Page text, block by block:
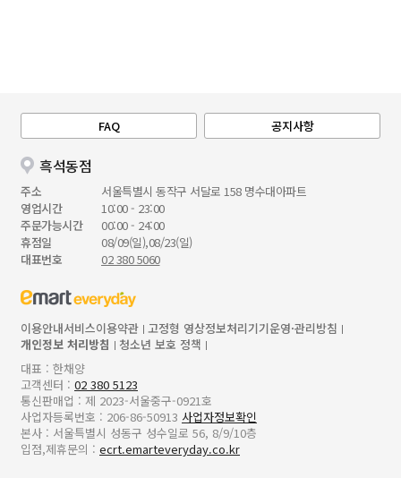
FAQ 공지사항
흑석동점
주소
서울특별시 동작구 서달로 158 명수대아파트
영업시간
10:00 - 23:00
주문가능시간
00:00 - 24:00
휴점일
08/09(일),08/23(일)
대표번호
02 380 5060
이용안내서비스이용약관 고정형 영상정보처리기기운영·관리방침
개인정보 처리방침
청소년 보호 정책
대표 : 한채양
고객센터 : 02 380 5123
통신판매업 : 제 2023-서울중구-0921호
사업자등록번호 : 206-86-50913 사업자정보확인
본사 : 서울특별시 성동구 성수일로 56, 8/9/10층
입점,제휴문의 : ecrt.emarteveryday.co.kr